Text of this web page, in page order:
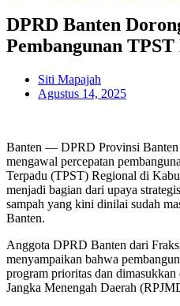
DPRD Banten
Pembangunan
Siti Mapajah
Agustus 14, 2025
Banten — DPRD Provinsi Banten
mengawal percepatan
Terpadu (TPST) Regional di
menjadi bagian dari upaya
sampah yang kini dinilai sudah
Banten.
Anggota DPRD Banten dari
menyampaikan bahwa
program prioritas dan dimasukkan
Jangka Menengah Daerah